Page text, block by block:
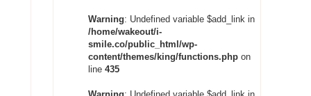
Warning: Undefined variable $add_link in
/home/wakeout/i-
smile.co/public_html/wp-
content/themes/king/functions.phpon
line 435